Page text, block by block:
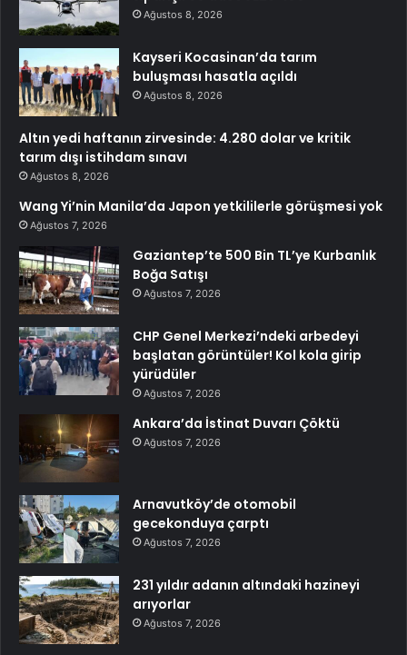
Ağustos 8, 2026
Kayseri Kocasinan’da tarım
buluşması hasatla açıldı
Ağustos 8, 2026
Altın yedi haftanın zirvesinde: 4.280 dolar ve kritik
tarım dışı istihdam sınavı
Ağustos 8, 2026
Wang Yi’nin Manila’da Japon yetkililerle görüşmesi yok
Ağustos 7, 2026
Gaziantep’te 500 Bin TL’ye Kurbanlık
Boğa Satışı
Ağustos 7, 2026
CHP Genel Merkezi’ndeki arbedeyi
başlatan görüntüler! Kol kola girip
yürüdüler
Ağustos 7, 2026
Ankara’da İstinat Duvarı Çöktü
Ağustos 7, 2026
Arnavutköy’de otomobil
gecekonduya çarptı
Ağustos 7, 2026
231 yıldır adanın altındaki hazineyi
arıyorlar
Ağustos 7, 2026